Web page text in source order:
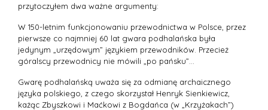
przytoczyłem dwa ważne argumenty:
W 150-letnim funkcjonowaniu przewodnictwa w Polsce, przez
pierwsze co najmniej 60 lat gwara podhalańska była
jedynym „urzędowym” językiem przewodników. Przecież
góralscy przewodnicy nie mówili „po pańsku”…
Gwarę podhalańską uważa się za odmianę archaicznego
języka polskiego, z czego skorzystał Henryk Sienkiewicz,
każąc Zbyszkowi i Maćkowi z Bogdańca (w „Krzyżakach”)